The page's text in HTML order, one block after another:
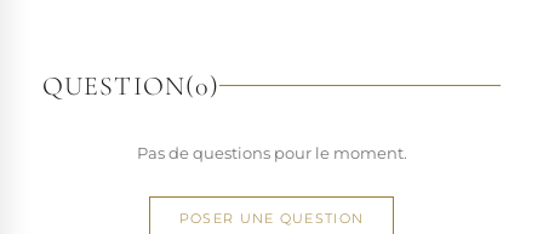
elle a étendu son savoir-faire à d'autres univers. Pleaser est
aujourd'hui distribuée dans 110 pays.
de la mode, Pleaser propose des collections ultra féminines
une large gamme de pointures. Parce qu'un style ne
QUESTION(0)
Pas de questions pour le moment.
POSER UNE QUESTION